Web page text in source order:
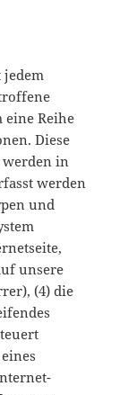
jedem
eine Reihe
Diese
in
werden
und
unsere
(4) die